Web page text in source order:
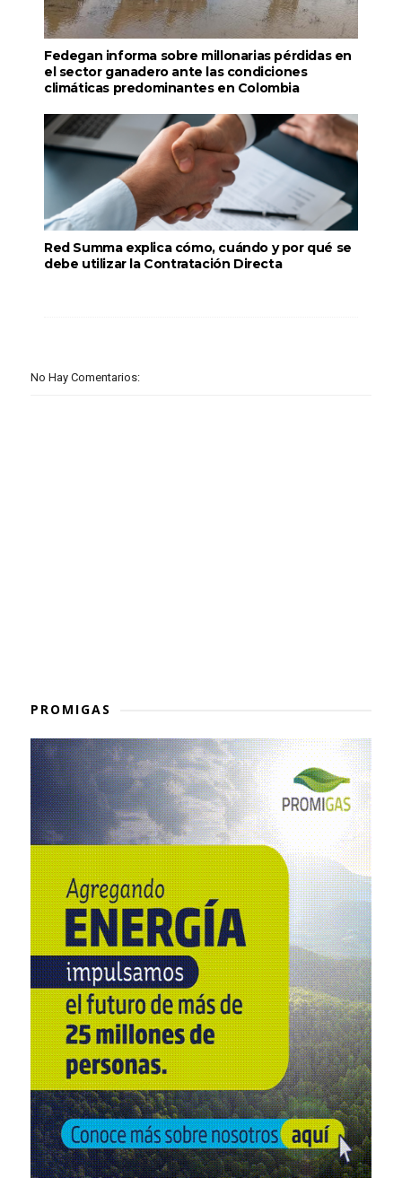
Fedegan informa sobre millonarias pérdidas en
el sector ganadero ante las condiciones
climáticas predominantes en Colombia
Red Summa explica cómo, cuándo y por qué se
debe utilizar la Contratación Directa
No Hay Comentarios:
PROMIGAS